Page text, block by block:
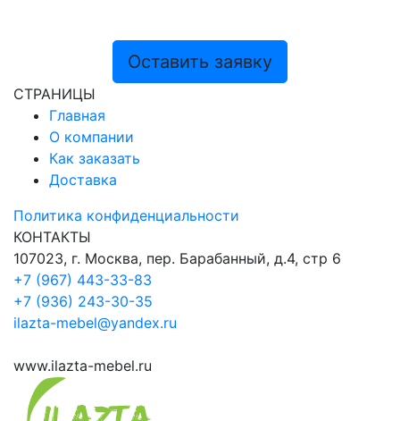
Оставить заявку
СТРАНИЦЫ
Главная
О компании
Как заказать
Доставка
Политика конфиденциальности
КОНТАКТЫ
107023, г. Москва, пер. Барабанный, д.4, стр 6
+7 (967) 443-33-83
+7 (936) 243-30-35
ilazta-mebel@yandex.ru
www.ilazta-mebel.ru